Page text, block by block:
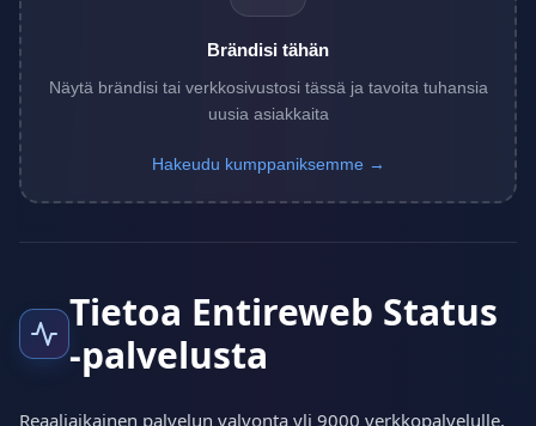
Brändisi tähän
Näytä brändisi tai verkkosivustosi tässä ja tavoita tuhansia
uusia asiakkaita
Hakeudu kumppaniksemme →
Tietoa Entireweb Status
-palvelusta
Reaaliaikainen palvelun valvonta yli 9000 verkkopalvelulle,